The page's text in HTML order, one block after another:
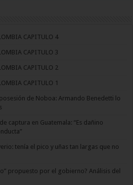
CAPITULO 4
CAPITULO 3
CAPITULO 2
CAPITULO 1
de Noboa: Armando Benedetti lo
captura en Guatemala: “Es dañino
tenía el pico y uñas tan largas que no
propuesto por el gobierno? Análisis del